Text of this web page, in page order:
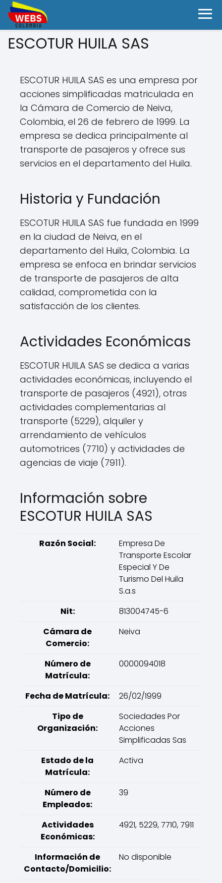
ESCOTUR HUILA SAS
ESCOTUR HUILA SAS es una empresa por
acciones simplificadas matriculada en
la Cámara de Comercio de Neiva,
Colombia, el 26 de febrero de 1999. La
empresa se dedica principalmente al
transporte de pasajeros y ofrece sus
servicios en el departamento del Huila.
Historia y Fundación
ESCOTUR HUILA SAS fue fundada en 1999
en la ciudad de Neiva, en el
departamento del Huila, Colombia. La
empresa se enfoca en brindar servicios
de transporte de pasajeros de alta
calidad, comprometida con la
satisfacción de los clientes.
Actividades Económicas
ESCOTUR HUILA SAS se dedica a varias
actividades económicas, incluyendo el
transporte de pasajeros (4921), otras
actividades complementarias al
transporte (5229), alquiler y
arrendamiento de vehículos
automotrices (7710) y actividades de
agencias de viaje (7911).
Información sobre
ESCOTUR HUILA SAS
Razón Social:
Empresa De
Transporte Escolar
Especial Y De
Turismo Del Huila
S.a.s
Nit:
813004745-6
Cámara de
Comercio:
Neiva
Número de
Matrícula:
0000094018
Fecha de Matrícula:
26/02/1999
Tipo de
Organización:
Sociedades Por
Acciones
Simplificadas Sas
Estado de la
Matrícula:
Activa
Número de
Empleados:
39
Actividades
Económicas:
4921, 5229, 7710, 7911
Información de
Contacto/Domicilio:
No disponible